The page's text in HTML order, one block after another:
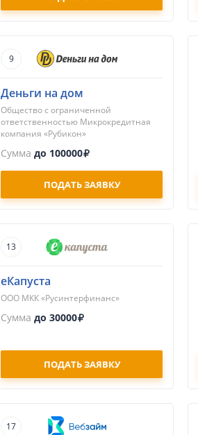
9
Деньги на дом
Общество с ограниченной
ответственностью Микрокредитная
компания «Рубикон»
Сумма до 100000
ПОДАТЬ ЗАЯВКУ
13
еКапуста
ООО МКК «Русинтерфинанс»
Сумма до 30000
ПОДАТЬ ЗАЯВКУ
17